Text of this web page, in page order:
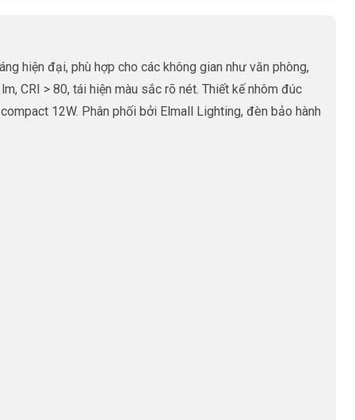
hiện đại, phù hợp cho các không gian như văn phòng,
CRI > 80, tái hiện màu sắc rõ nét. Thiết kế nhôm đúc
12W. Phân phối bởi Elmall Lighting, đèn bảo hành